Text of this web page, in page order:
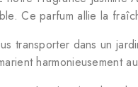
Ce parfum allie la
transporter dans un
harmonieusement